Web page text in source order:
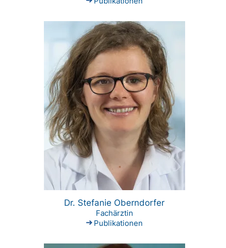
Dr. Stefanie Oberndorfer
Fachärztin
Publikationen